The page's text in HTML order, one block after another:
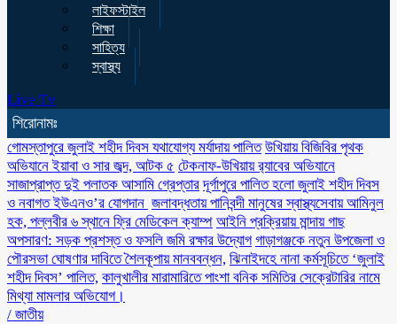
লাইফস্টাইল
শিক্ষা
সাহিত্য
স্বাস্থ্য
Live Tv
শিরোনামঃ
গোমস্তাপুরে জুলাই শহীদ দিবস যথাযোগ্য মর্যাদায় পালিত উখিয়ায় বিজিবির পৃথক
অভিযানে ইয়াবা ও সার জব্দ, আটক ৫ টেকনাফ-উখিয়ায় র‌্যাবের অভিযানে
সাজাপ্রাপ্ত দুই পলাতক আসামি গ্রেপ্তার ‎দূর্গাপুরে পালিত হলো জুলাই শহীদ দিবস
ও নবাগত ইউএনও’র যোগদান ‎ জলাবদ্ধতায় পানিবন্দী মানুষের স্বাস্থ্যসেবায় আমিনুল
হক, পল্লবীর ৬ স্থানে ফ্রি মেডিকেল ক্যাম্প আইনি প্রক্রিয়ায় মান্দায় গাছ
অপসারণ: সড়ক প্রশস্ত ও ফসলি জমি রক্ষার উদ্যোগ গাড়াগঞ্জকে নতুন উপজেলা ও
পৌরসভা ঘোষণার দাবিতে শৈলকূপায় মানববন্ধন, ঝিনাইদহে নানা কর্মসূচিতে ‘জুলাই
শহীদ দিবস’ পালিত, কালুখালীর মারামারিতে পাংশা বনিক সমিতির সেক্রেটারির নামে
মিথ্যা মামলার অভিযোগ।
/ জাতীয়